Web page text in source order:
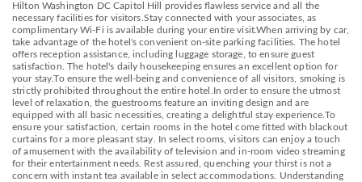
Hilton Washington DC Capitol Hill provides flawless service and all the
necessary facilities for visitors.Stay connected with your associates, as
complimentary Wi-Fi is available during your entire visit.When arriving by car,
take advantage of the hotel's convenient on-site parking facilities. The hotel
offers reception assistance, including luggage storage, to ensure guest
satisfaction. The hotel's daily housekeeping ensures an excellent option for
your stay.To ensure the well-being and convenience of all visitors, smoking is
strictly prohibited throughout the entire hotel.In order to ensure the utmost
level of relaxation, the guestrooms feature an inviting design and are
equipped with all basic necessities, creating a delightful stay experience.To
ensure your satisfaction, certain rooms in the hotel come fitted with blackout
curtains for a more pleasant stay. In select rooms, visitors can enjoy a touch
of amusement with the availability of television and in-room video streaming
for their entertainment needs. Rest assured, quenching your thirst is not a
concern with instant tea available in select accommodations. Understanding